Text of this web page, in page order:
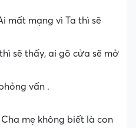
mất mạng vì Ta thì sẽ
sẽ thấy, ai gõ cửa sẽ mở
vấn .
mẹ không biết là con